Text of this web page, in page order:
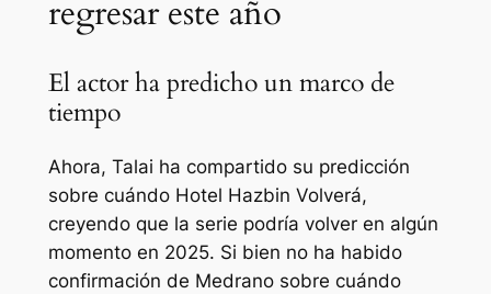
regresar este año
El actor ha predicho un marco de
tiempo
Ahora, Talai ha compartido su predicción
sobre cuándo Hotel Hazbin Volverá,
creyendo que la serie podría volver en algún
momento en 2025. Si bien no ha habido
confirmación de Medrano sobre cuándo